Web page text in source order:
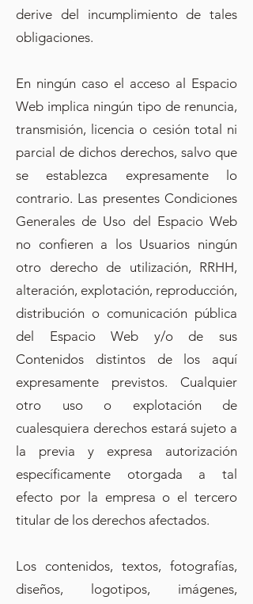
derive del incumplimiento de tales
obligaciones.
En ningún caso el acceso al Espacio
Web implica ningún tipo de renuncia,
transmisión, licencia o cesión total ni
parcial de dichos derechos, salvo que
se establezca expresamente lo
contrario. Las presentes Condiciones
Generales de Uso del Espacio Web
no confieren a los Usuarios ningún
otro derecho de utilización, RRHH,
alteración, explotación, reproducción,
distribución o comunicación pública
del Espacio Web y/o de sus
Contenidos distintos de los aquí
expresamente previstos. Cualquier
otro uso o explotación de
cualesquiera derechos estará sujeto a
la previa y expresa autorización
específicamente otorgada a tal
efecto por la empresa o el tercero
titular de los derechos afectados.
Los contenidos, textos, fotografías,
diseños, logotipos, imágenes,